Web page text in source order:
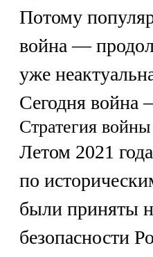
Потому
вой­на —
уже
Сегодня вой­на
Стратегия вой­ны
Летом 2021
по
были приняты
безопасности